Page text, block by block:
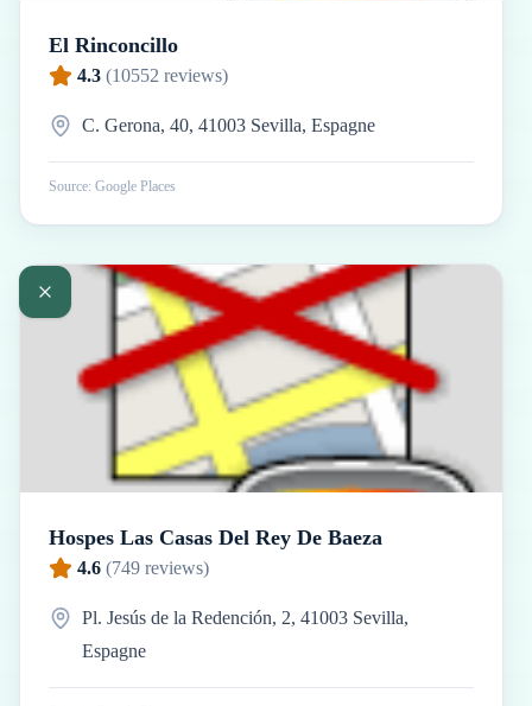
El Rinconcillo
4.3 (10552 reviews)
C. Gerona, 40, 41003 Sevilla, Espagne
Source: Google Places
Hospes Las Casas Del Rey De Baeza
4.6 (749 reviews)
Pl. Jesús de la Redención, 2, 41003 Sevilla,
Espagne